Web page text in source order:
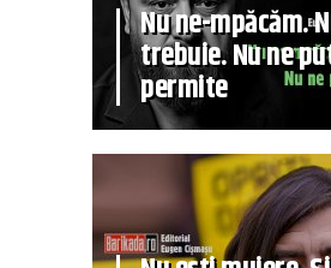
Nu ne-mpăcăm.
trebuie. Nu ne
permite